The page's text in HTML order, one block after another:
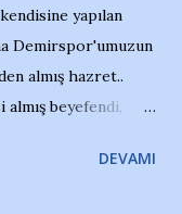
yapılan
Demirspor'umuzun
almış hazret..
beyefendi,
destan..DEVAMI